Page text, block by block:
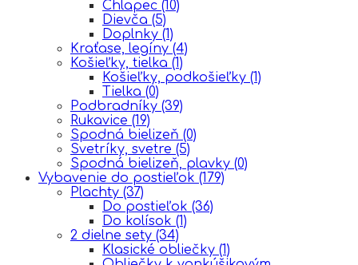
Chlapec (10)
Dievča (5)
Doplnky (1)
Kraťase, legíny (4)
Košieľky, tielka (1)
Košieľky, podkošieľky (1)
Tielka (0)
Podbradníky (39)
Rukavice (19)
Spodná bielizeň (0)
Svetríky, svetre (5)
Spodná bielizeň, plavky (0)
Vybavenie do postieľok (179)
Plachty (37)
Do postieľok (36)
Do kolísok (1)
2 dielne sety (34)
Klasické obliečky (1)